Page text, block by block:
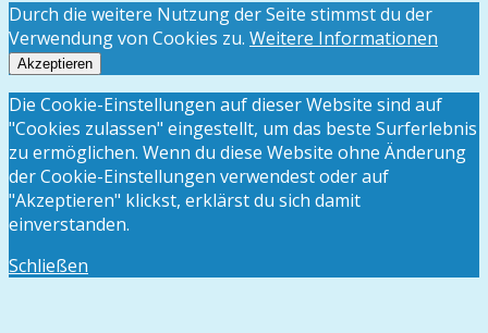
Durch die weitere Nutzung der Seite stimmst du der
Verwendung von Cookies zu. Weitere Informationen
Akzeptieren
Die Cookie-Einstellungen auf dieser Website sind auf
"Cookies zulassen" eingestellt, um das beste Surferlebnis
zu ermöglichen. Wenn du diese Website ohne Änderung
der Cookie-Einstellungen verwendest oder auf
"Akzeptieren" klickst, erklärst du sich damit
einverstanden.
Schließen